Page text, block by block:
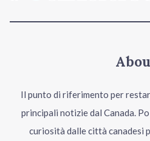
Il punto di riferimento per
principali notizie dal Canada.
curiosità dalle città canadesi